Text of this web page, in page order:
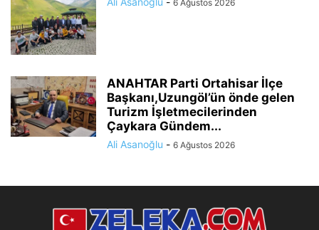
6 Ağustos 2026
ANAHTAR Parti Ortahisar İlçe
Başkanı,Uzungöl’ün önde gelen
Turizm İşletmecilerinden
Çaykara Gündem...
Ali Asanoğlu - 6 Ağustos 2026